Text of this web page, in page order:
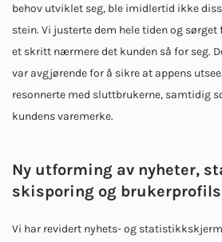
behov utviklet seg, ble imidlertid ikke
stein. Vi justerte dem hele tiden og
et skritt nærmere det kunden så for seg.
var avgjørende for å sikre at appens
resonnerte med sluttbrukerne, samtidig
kundens varemerke.
Ny utforming av nyheter,
skisporing og
Vi har revidert nyhets- og